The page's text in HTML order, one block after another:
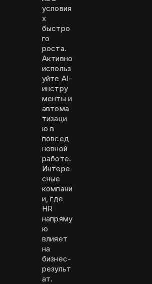
условия
х
быстро
го
роста.
Активно
использ
уйте AI-
инстру
менты и
автома
тизаци
ю в
повсед
невной
работе.
Интере
сные
компани
и, где
HR
напряму
ю
влияет
на
бизнес-
результ
ат.